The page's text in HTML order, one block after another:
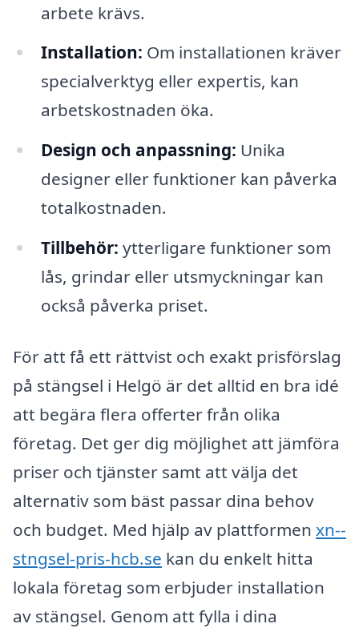
arbete krävs.
Installation: Om installationen kräver
specialverktyg eller expertis, kan
arbetskostnaden öka.
Design och anpassning: Unika
designer eller funktioner kan påverka
totalkostnaden.
Tillbehör: ytterligare funktioner som
lås, grindar eller utsmyckningar kan
också påverka priset.
För att få ett rättvist och exakt prisförslag
på stängsel i Helgö är det alltid en bra idé
att begära flera offerter från olika
företag. Det ger dig möjlighet att jämföra
priser och tjänster samt att välja det
alternativ som bäst passar dina behov
och budget. Med hjälp av plattformen xn--
stngsel-pris-hcb.se kan du enkelt hitta
lokala företag som erbjuder installation
av stängsel. Genom att fylla i dina